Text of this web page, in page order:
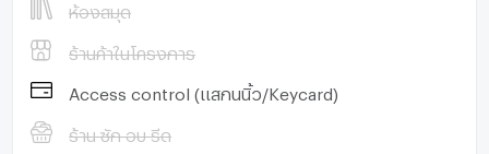
ห้องสมุด
ร้านค้าในโครงการ
Access control (แสกนนิ้ว/Keycard)
ร้าน ซัก อบ รีด